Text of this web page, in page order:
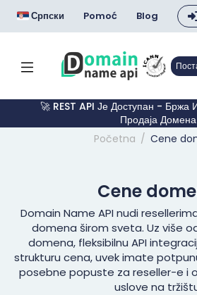
Српски Pomoć Blog
🚀 REST API Је Доступан - Бржа
Продаја Домена
Početna
Cene
Cene
Domain Name API nudi
domena širom sveta. Uz više
domena, fleksibilnu API
strukturu cena, uvek imate
posebne popuste za reseller-e i
uslove na